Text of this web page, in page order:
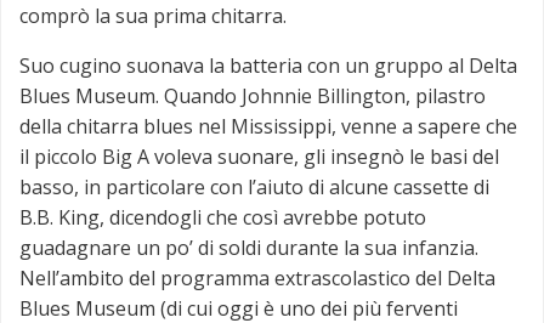
comprò la sua prima chitarra.
Suo cugino suonava la batteria con un gruppo al Delta
Blues Museum. Quando Johnnie Billington, pilastro
della chitarra blues nel Mississippi, venne a sapere che
il piccolo Big A voleva suonare, gli insegnò le basi del
basso, in particolare con l’aiuto di alcune cassette di
B.B. King, dicendogli che così avrebbe potuto
guadagnare un po’ di soldi durante la sua infanzia.
Nell’ambito del programma extrascolastico del Delta
Blues Museum (di cui oggi è uno dei più ferventi